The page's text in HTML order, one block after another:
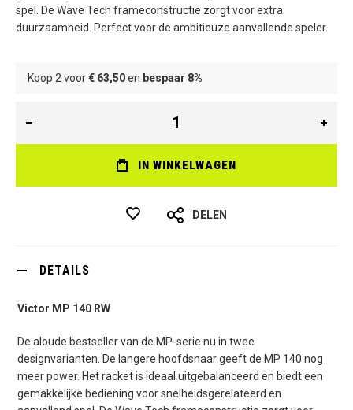
spel. De Wave Tech frameconstructie zorgt voor extra
duurzaamheid. Perfect voor de ambitieuze aanvallende speler.
Koop 2 voor€ 63,50en bespaar 8%
IN WINKELWAGEN
DELEN
DETAILS
Victor MP 140 RW
De aloude bestseller van de MP-serie nu in twee
designvarianten. De langere hoofdsnaar geeft de MP 140 nog
meer power. Het racket is ideaal uitgebalanceerd en biedt een
gemakkelijke bediening voor snelheidsgerelateerd en